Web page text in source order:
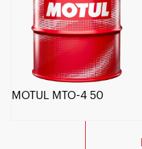
MOTUL MTO-4 50